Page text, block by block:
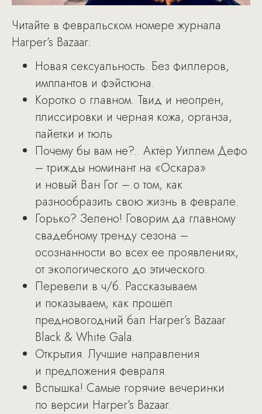
Читайте в февральском номере журнала
Harper’s Bazaar:
Новая сексуальность. Без филлеров,
имплантов и фэйстюна.
Коротко о главном. Твид и неопрен,
плиссировки и черная кожа, органза,
пайетки и тюль.
Почему бы вам не?.. Актёр Уиллем Дефо
– трижды номинант на «Оскара»
и новый Ван Гог – о том, как
разнообразить свою жизнь в феврале.
Горько? Зелено! Говорим да главному
свадебному тренду сезона –
осознанности во всех ее проявлениях,
от экологического до этического.
Перевели в ч/б. Рассказываем
и показываем, как прошёл
предновогодний бал Harper’s Bazaar
Black & White Gala.
Открытия. Лучшие направления
и предложения февраля.
Вспышка! Самые горячие вечеринки
по версии Harper’s Bazaar.